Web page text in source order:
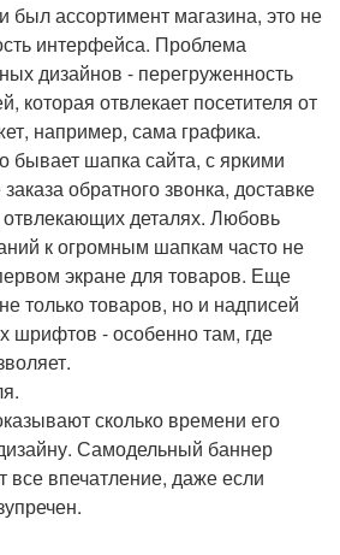
ассортимент магазина, это не
интерфейса. Проблема
дизайнов - перегруженность
отвлекает посетителя от
например, сама графика.
бывает шапка сайта, с яркими
обратного звонка, доставке
деталях. Любовь
к огромным шапкам часто не
экране для товаров. Еще
только товаров, но и надписей
шрифтов - особенно там, где
сколько времени его
Самодельный баннер
все впечатление, даже если